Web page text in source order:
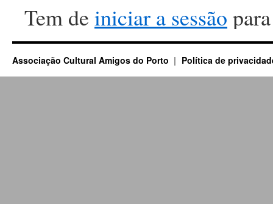
Tem de iniciar a sessão
Associação Cultural Amigos do Porto Política de